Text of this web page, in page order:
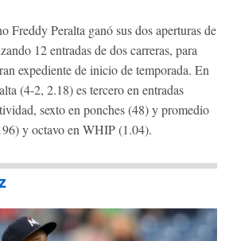
Freddy Peralta ganó sus dos aperturas de
12 entradas de dos carreras, para
expediente de inicio de temporada. En
(4-2, 2.18) es tercero en entradas
sexto en ponches (48) y promedio
y octavo en WHIP (1.04).